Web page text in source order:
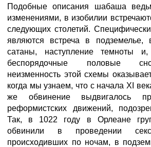
Подобные описания шабаша
изменениями, в изобилии
следующих столетий.
являются встреча в
сатаны, наступление темноты
беспорядочные половые
неизменность этой схемы
когда мы узнаем, что с начала XI
же обвинение выдвигалось
реформистских движений,
Так, в 1022 году в Орлеане
обвинили в проведении
происходивших по ночам, в